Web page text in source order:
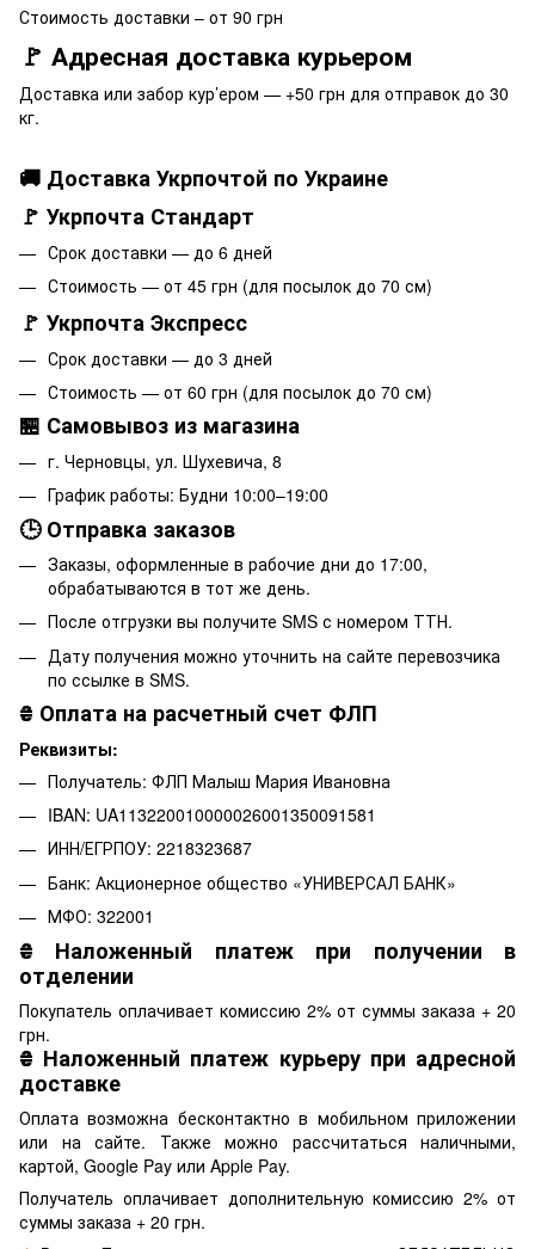
Стоимость доставки – от 90 грн
🚩 Адресная доставка курьером
Доставка или забор кур’ером — +50 грн для отправок до 30
кг.
🚚 Доставка Укрпочтой по Украине
🚩 Укрпочта Стандарт
Срок доставки — до 6 дней
Стоимость — от 45 грн (для посылок до 70 см)
🚩 Укрпочта Экспресс
Срок доставки — до 3 дней
Стоимость — от 60 грн (для посылок до 70 см)
🏪 Самовывоз из магазина
г. Черновцы, ул. Шухевича, 8
График работы: Будни 10:00–19:00
🕒 Отправка заказов
Заказы, оформленные в рабочие дни до 17:00,
обрабатываются в тот же день.
После отгрузки вы получите SMS с номером ТТН.
Дату получения можно уточнить на сайте перевозчика
по ссылке в SMS.
₴ Оплата на расчетный счет ФЛП
Реквизиты:
Получатель: ФЛП Малыш Мария Ивановна
IBAN: UA113220010000026001350091581
ИНН/ЕГРПОУ: 2218323687
Банк: Акционерное общество «УНИВЕРСАЛ БАНК»
МФО: 322001
₴ Наложенный платеж при получении в
отделении
Покупатель оплачивает комиссию 2% от суммы заказа + 20
грн.
₴ Наложенный платеж курьеру при адресной
доставке
Оплата возможна бесконтактно в мобильном приложении
или на сайте. Также можно рассчитаться наличными,
картой, Google Pay или Apple Pay.
Получатель оплачивает дополнительную комиссию 2% от
суммы заказа + 20 грн.